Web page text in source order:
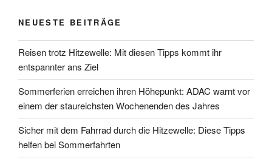
NEUESTE BEITRÄGE
Reisen trotz Hitzewelle: Mit diesen Tipps kommt ihr
entspannter ans Ziel
Sommerferien erreichen ihren Höhepunkt: ADAC warnt vor
einem der staureichsten Wochenenden des Jahres
Sicher mit dem Fahrrad durch die Hitzewelle: Diese Tipps
helfen bei Sommerfahrten